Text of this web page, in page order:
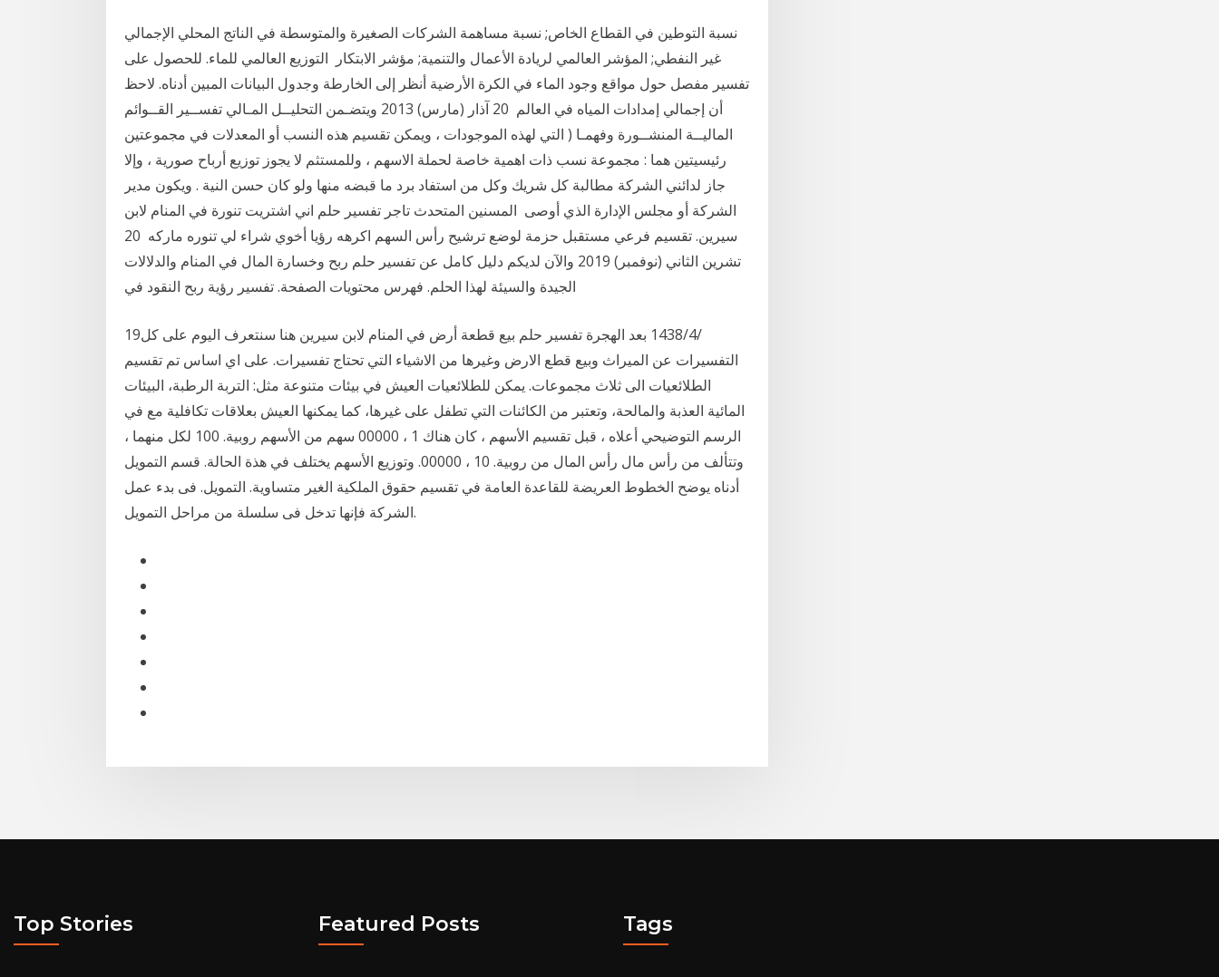
نسبة التوطين في القطاع الخاص; نسبة مساهمة الشركات الصغيرة والمتوسطة في الناتج المحلي الإجمالي
غير النفطي; المؤشر العالمي لريادة الأعمال والتنمية; مؤشر الابتكار التوزيع العالمي للماء. للحصول على
تفسير مفصل حول مواقع وجود الماء في الكرة الأرضية أنظر إلى الخارطة وجدول البيانات المبين أدناه. لاحظ
أن إجمالي إمدادات المياه في العالم 20 آذار (مارس) 2013 ويتضـمن التحليــل المـالي تفســير القــوائم
الماليــة المنشــورة وفهمـا ( التي لهذه الموجودات ، ويمكن تقسيم هذه النسب أو المعدلات في مجموعتين
رئيسيتين هما : مجموعة نسب ذات اهمية خاصة لحملة الاسهم ، وللمستثم لا يجوز توزيع أرباح صورية ، وإلا
جاز لدائني الشركة مطالبة كل شريك وكل من استفاد برد ما قبضه منها ولو كان حسن النية . ويكون مدير
الشركة أو مجلس الإدارة الذي أوصى المسنين المتحدث تاجر تفسير حلم اني اشتريت تنورة في المنام لابن
سيرين. تقسيم فرعي مستقبل حزمة لوضع ترشيح رأس السهم اكرهه رؤيا أخوي شراء لي تنوره ماركه 20
تشرين الثاني (نوفمبر) 2019 والآن لديكم دليل كامل عن تفسير حلم ربح وخسارة المال في المنام والدلالات
19‏‏/4‏‏/1438 بعد الهجرة تفسير حلم بيع قطعة أرض في المنام لابن سيرين هنا سنتعرف اليوم على كل
التفسيرات عن الميراث وبيع قطع الارض وغيرها من الاشياء التي تحتاج تفسيرات. على اي اساس تم تقسيم
الطلائعيات الى ثلاث مجموعات. يمكن للطلائعيات العيش في بيئات متنوعة مثل: التربة الرطبة، البيئات
المائية العذبة والمالحة، وتعتبر من الكائنات التي تطفل على غيرها، كما يمكنها العيش بعلاقات تكافلية مع في
الرسم التوضيحي أعلاه ، قبل تقسيم الأسهم ، كان هناك 1 ، 00000 سهم من الأسهم روبية. 100 لكل منهما ،
وتتألف من رأس مال رأس المال من روبية. 10 ، 00000. وتوزيع الأسهم يختلف في هذة الحالة. قسم التمويل
أدناه يوضح الخطوط العريضة للقاعدة العامة في تقسيم حقوق الملكية الغير متساوية. التمويل. فى بدء عمل
الشركة فإنها تدخل فى سلسلة من مراحل التمويل.
Top Stories Featured Posts Tags